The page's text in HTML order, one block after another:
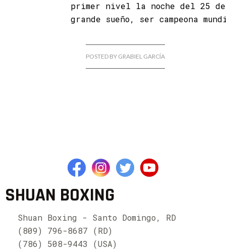
primer nivel la noche del 25 de
grande sueño, ser campeona
POSTED BY GRABIEL GARCÍA
SHUAN BOXING
Shuan Boxing - Santo Domingo, RD
(809) 796-8687 (RD)
(786) 508-9443 (USA)